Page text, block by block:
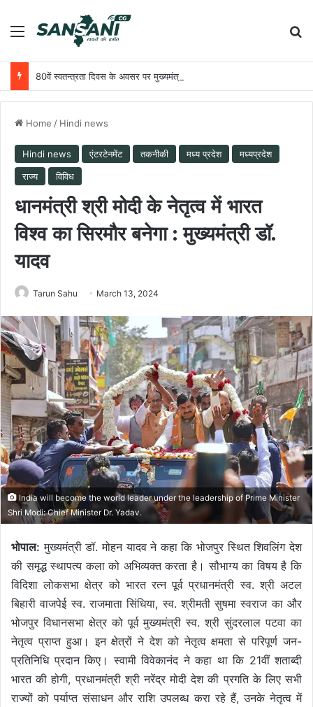
Menu
Home / Hindi news
Hindi news एंटरटेनमेंट तकनीकी मध्य प्रदेश
मध्यप्रदेश
राज्य
विविध
धानमंत्री श्री मोदी के नेतृत्व में भारत
विश्व का सिरमौर बनेगा : मुख्यमंत्री डॉ.
यादव
Tarun Sahu March 13, 2024
India will become the world leader under the leadership of Prime Minister
Shri Modi: Chief Minister Dr. Yadav.
भोपाल: मुख्यमंत्री डॉ. मोहन यादव ने कहा कि भोजपुर स्थित शिवलिंग देश
की समृद्ध स्थापत्य कला को अभिव्यक्त करता है। सौभाग्य का विषय है कि
विदिशा लोकसभा क्षेत्र को भारत रत्न पूर्व प्रधानमंत्री स्व. श्री अटल
बिहारी वाजपेई स्व. राजमाता सिंधिया, स्व. श्रीमती सुषमा स्वराज का और
भोजपुर विधानसभा क्षेत्र को पूर्व मुख्यमंत्री स्व. श्री सुंदरलाल पटवा का
नेतृत्व प्राप्त हुआ। इन क्षेत्रों ने देश को नेतृत्व क्षमता से परिपूर्ण जन-
प्रतिनिधि प्रदान किए। स्वामी विवेकानंद ने कहा था कि 21वीं शताब्दी
भारत की होगी, प्रधानमंत्री श्री नरेंद्र मोदी देश की प्रगति के लिए सभी
राज्यों को पर्याप्त संसाधन और राशि उपलब्ध करा रहे हैं, उनके नेतृत्व में